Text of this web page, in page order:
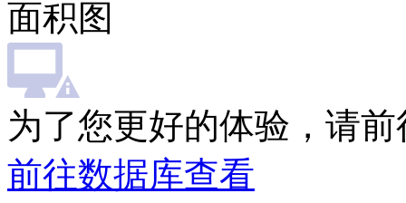
面积图
为了您更好的体验，请
前往数据库查看